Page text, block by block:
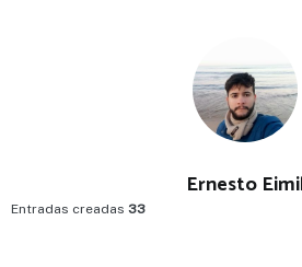
Ernesto
Entradas creadas 33